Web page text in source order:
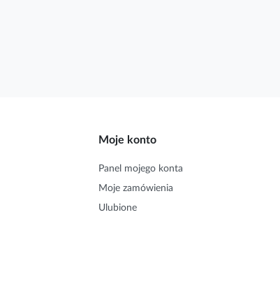
Moje konto
Panel mojego konta
Moje zamówienia
Ulubione